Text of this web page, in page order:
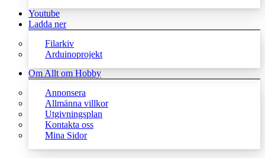
Youtube
Ladda ner
Filarkiv
Arduinoprojekt
Om Allt om Hobby
Annonsera
Allmänna villkor
Utgivningsplan
Kontakta oss
Mina Sidor